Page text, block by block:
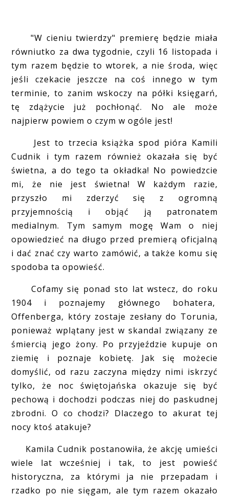
"W cieniu twierdzy" premierę będzie miała
równiutko za dwa tygodnie, czyli 16 listopada i
tym razem będzie to wtorek, a nie środa, więc
jeśli czekacie jeszcze na coś innego w tym
terminie, to zanim wskoczy na półki księgarń,
tę zdążycie już pochłonąć. No ale może
najpierw powiem o czym w ogóle jest!
Jest to trzecia książka spod pióra Kamili
Cudnik i tym razem również okazała się być
świetna, a do tego ta okładka! No powiedzcie
mi, że nie jest świetna! W każdym razie,
przyszło mi zderzyć się z ogromną
przyjemnością i objąć ją patronatem
medialnym. Tym samym mogę Wam o niej
opowiedzieć na długo przed premierą oficjalną
i dać znać czy warto zamówić, a także komu się
spodoba ta opowieść.
Cofamy się ponad sto lat wstecz, do roku
1904 i poznajemy głównego bohatera,
Offenberga, który zostaje zesłany do Torunia,
ponieważ wplątany jest w skandal związany ze
śmiercią jego żony. Po przyjeździe kupuje on
ziemię i poznaje kobietę. Jak się możecie
domyślić, od razu zaczyna między nimi iskrzyć
tylko, że noc świętojańska okazuje się być
pechową i dochodzi podczas niej do paskudnej
zbrodni. O co chodzi? Dlaczego to akurat tej
nocy ktoś atakuje?
Kamila Cudnik postanowiła, że akcję umieści
wiele lat wcześniej i tak, to jest powieść
historyczna, za którymi ja nie przepadam i
rzadko po nie sięgam, ale tym razem okazało